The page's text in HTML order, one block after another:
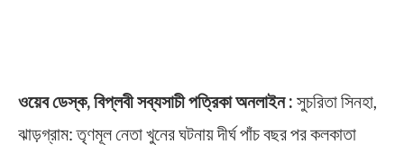
ওয়েব ডেস্ক, বিপ্লবী সব্যসাচী পত্রিকা অনলাইন : সুচরিতা সিনহা,
ঝাড়গ্রাম: তৃণমূল নেতা খুনের ঘটনায় দীর্ঘ পাঁচ বছর পর কলকাতা